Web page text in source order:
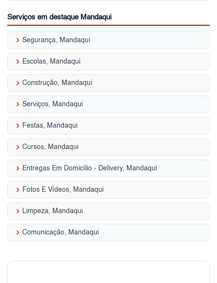
Serviços em destaque Mandaqui
keyboard_arrow_right Segurança, Mandaqui
keyboard_arrow_right Escolas, Mandaqui
keyboard_arrow_right Construção, Mandaqui
keyboard_arrow_right Serviços, Mandaqui
keyboard_arrow_right Festas, Mandaqui
keyboard_arrow_right Cursos, Mandaqui
keyboard_arrow_right Entregas Em Domicílio - Delivery, Mandaqui
keyboard_arrow_right Fotos E Vídeos, Mandaqui
keyboard_arrow_right Limpeza, Mandaqui
keyboard_arrow_right Comunicação, Mandaqui